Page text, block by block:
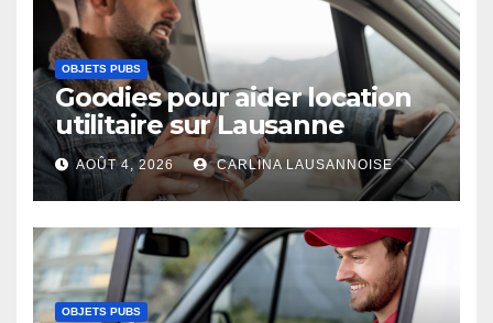
OBJETS PUBS
Goodies pour aider location
utilitaire sur Lausanne
AOÛT 4, 2026 CARLINA LAUSANNOISE
OBJETS PUBS